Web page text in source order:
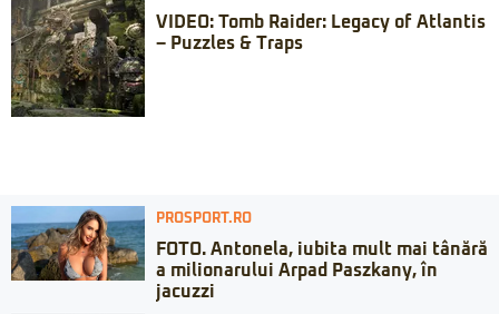
VIDEO: Tomb Raider: Legacy of Atlantis
– Puzzles & Traps
PROSPORT.RO
FOTO. Antonela, iubita mult mai tânără
a milionarului Arpad Paszkany, în
jacuzzi